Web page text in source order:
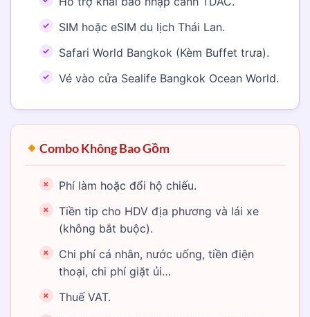
SIM hoặc eSIM du lịch Thái Lan.
Safari World Bangkok (Kèm Buffet trưa).
Vé vào cửa Sealife Bangkok Ocean World.
Combo Không Bao Gồm
Phí làm hoặc đổi hộ chiếu.
Tiền tip cho HDV địa phương và lái xe
(không bắt buộc).
Chi phí cá nhân, nước uống, tiền điện
thoại, chi phí giặt ủi…
Thuế VAT.